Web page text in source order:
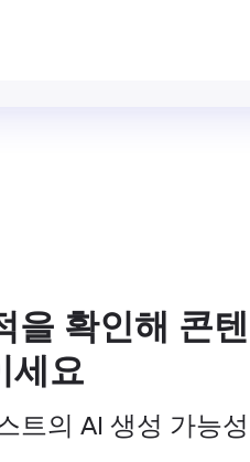
을 확인해 콘
세요
트의 AI 생성 가능